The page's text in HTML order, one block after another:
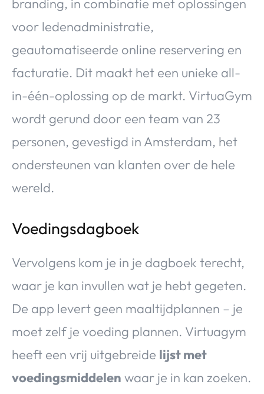
branding, in combinatie met oplossingen
voor ledenadministratie,
geautomatiseerde online reservering en
facturatie. Dit maakt het een unieke all-
in-één-oplossing op de markt. VirtuaGym
wordt gerund door een team van 23
personen, gevestigd in Amsterdam, het
ondersteunen van klanten over de hele
wereld.
Voedingsdagboek
Vervolgens kom je in je dagboek terecht,
waar je kan invullen wat je hebt gegeten.
De app levert geen maaltijdplannen – je
moet zelf je voeding plannen. Virtuagym
heeft een vrij uitgebreide lijst met
voedingsmiddelen waar je in kan zoeken.